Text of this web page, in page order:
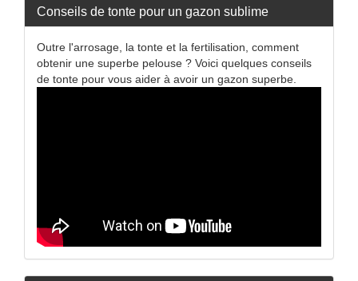
Conseils de tonte pour un gazon sublime
Outre l'arrosage, la tonte et la fertilisation, comment
obtenir une superbe pelouse ? Voici quelques conseils
de tonte pour vous aider à avoir un gazon superbe.